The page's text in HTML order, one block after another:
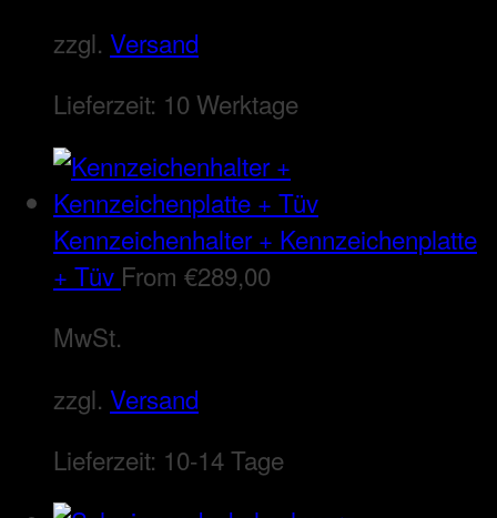
zzgl. Versand
Lieferzeit: 10 Werktage
Kennzeichenhalter + Kennzeichenplatte
+ Tüv From €289,00
MwSt.
zzgl. Versand
Lieferzeit: 10-14 Tage